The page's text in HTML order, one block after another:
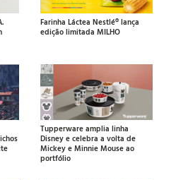
Farinha Láctea Nestlé® lança
edição limitada MILHO
Tupperware amplia linha
Disney e celebra a volta de
Mickey e Minnie Mouse ao
portfólio